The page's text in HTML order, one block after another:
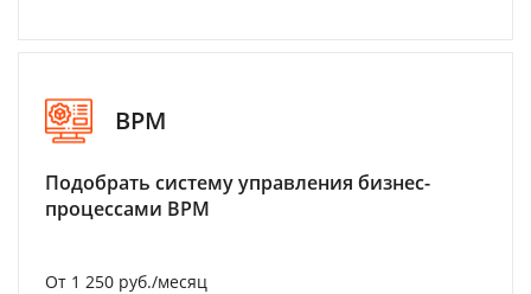
BPM
Подобрать систему управления бизнес-
процессами BPM
От 1 250 руб./месяц